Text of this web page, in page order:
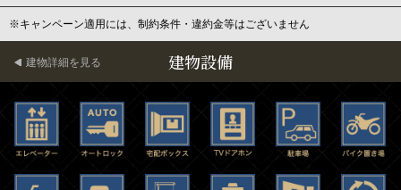
※キャンペーン適用には、制約条件・違約金等はございません
建物設備
建物詳細を見る